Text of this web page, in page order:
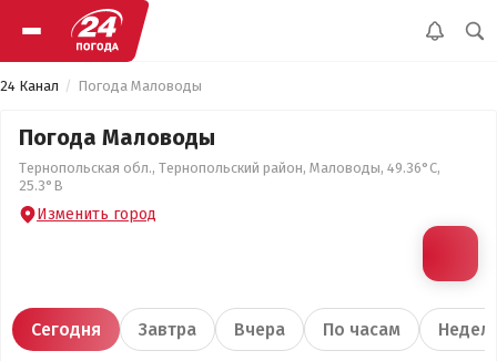
24 Канал Погода Маловоды
Погода Маловоды
Тернопольская обл., Тернопольский район, Маловоды, 49.36°С,
25.3°В
Изменить город
Сегодня Завтра Вчера По часам